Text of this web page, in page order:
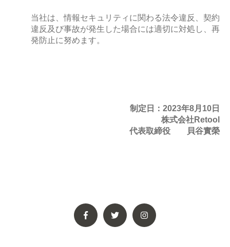
当社は、情報セキュリティに関わる法令違反、契約
違反及び事故が発生した場合には適切に対処し、再
発防止に努めます。
制定日：2023年8月10日
株式会社Retool
代表取締役 貝谷實榮